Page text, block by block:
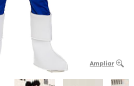
Ampliar